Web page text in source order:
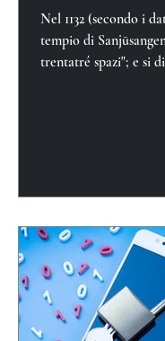
Nel 1132 (secondo i
tempio di
trentatré spazi"; e si